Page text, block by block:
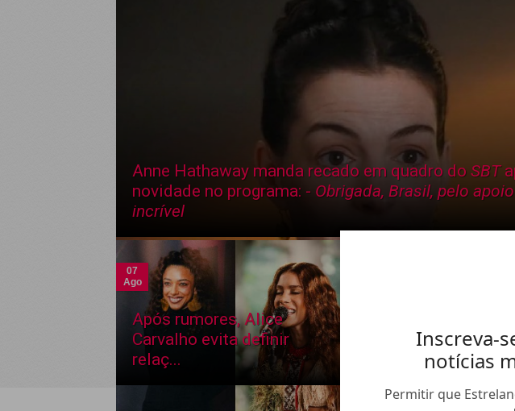
Inscreva-
notícias
Permitir que
Anne Hathaway manda recado em quadro do SBT
novidade no programa: - Obrigada, Brasil, pelo apoio
incrível
Após rumores, Alice
Carvalho evita definir
relaç...
07
Ago
emociona ao
mais de 50 ...